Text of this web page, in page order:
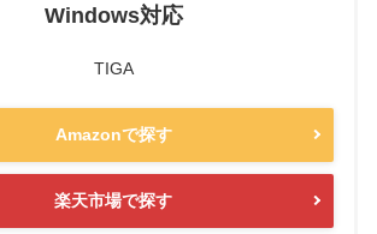
Windows対応
TIGA
Amazonで探す
楽天市場で探す